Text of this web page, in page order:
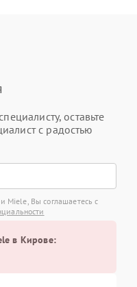
оставьте
с радостью
Miele, Вы соглашаетесь с
в Кирове: